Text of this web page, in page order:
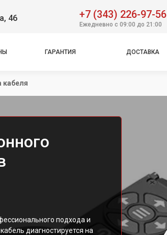
46 +7 (343) 226-97-56
Ежедневно с 09:00 до 21:00
ГАРАНТИЯ ДОСТАВКА
кабеля
подхода и
диагностируется на